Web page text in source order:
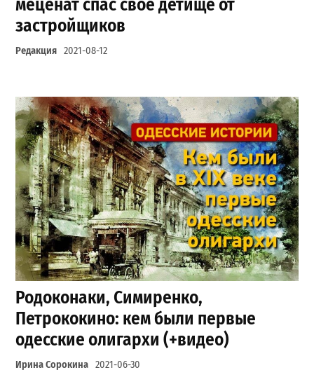
застройщиков
Редакция 2021-08-12
Родоконаки, Симиренко,
Петрококино: кем были первые
одесские олигархи (+видео)
Ирина Сорокина 2021-06-30